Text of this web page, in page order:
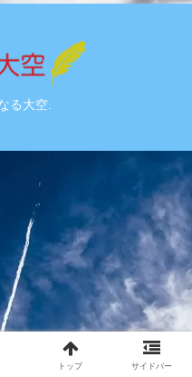
る大空.
トップ サイドバー